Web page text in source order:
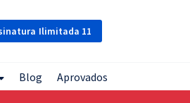
Ilimitada 11
Blog Aprovados